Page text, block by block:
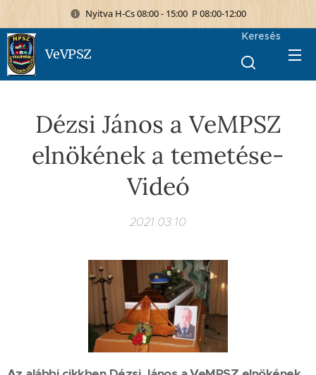
Nyitva H-Cs 08:00 - 15:00 P 08:00-12:00
VeVPSZ
Keresés
Dézsi János a VeMPSZ
elnökének a temetése-
Videó
2021.03.10